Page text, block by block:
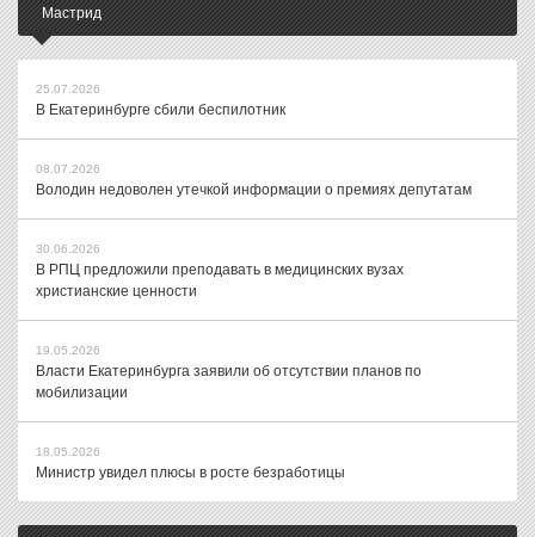
Мастрид
25.07.2026
В Екатеринбурге сбили беспилотник
08.07.2026
Володин недоволен утечкой информации о премиях депутатам
30.06.2026
В РПЦ предложили преподавать в медицинских вузах
христианские ценности
19.05.2026
Власти Екатеринбурга заявили об отсутствии планов по
мобилизации
18.05.2026
Министр увидел плюсы в росте безработицы